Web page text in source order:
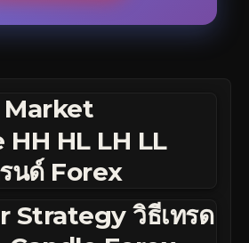
Market
HL LH LL
นด์ Forex
Strategy วิธีเทรด